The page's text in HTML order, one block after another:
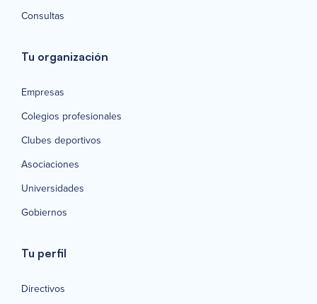
Consultas
Tu organización
Empresas
Colegios profesionales
Clubes deportivos
Asociaciones
Universidades
Gobiernos
Tu perfil
Directivos